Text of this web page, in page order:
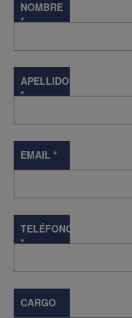
NOMBRE
*
APELLIDOS
*
EMAIL *
TELÉFONO
*
CARGO